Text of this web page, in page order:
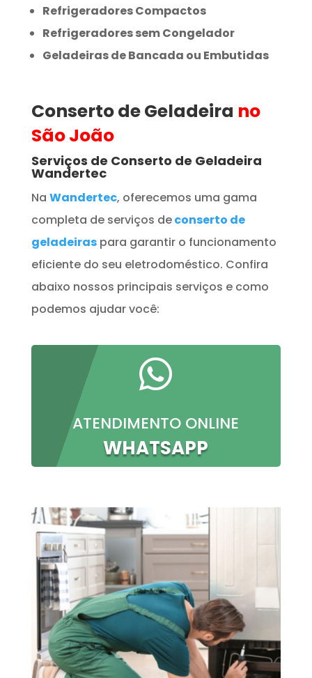
Refrigeradores Compactos
Refrigeradores sem Congelador
Geladeiras de Bancada ou Embutidas
Conserto de Geladeira no
São João
Serviços de Conserto de Geladeira
Wandertec
Na Wandertec, oferecemos uma gama
completa de serviços deconserto de
geladeiraspara garantir o funcionamento
eficiente do seu eletrodoméstico. Confira
abaixo nossos principais serviços e como
podemos ajudar você:

ATENDIMENTO ONLINE
WHATSAPP